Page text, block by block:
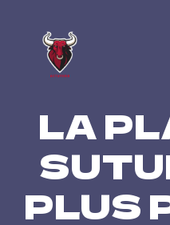
content
LA
PLUS